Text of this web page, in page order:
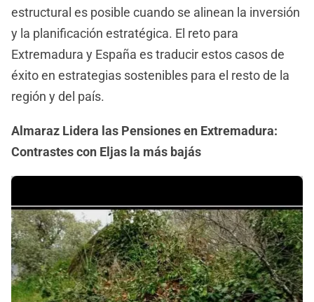
estructural es posible cuando se alinean la inversión
y la planificación estratégica. El reto para
Extremadura y España es traducir estos casos de
éxito en estrategias sostenibles para el resto de la
región y del país.
Almaraz Lidera las Pensiones en Extremadura:
Contrastes con Eljas la más bajás